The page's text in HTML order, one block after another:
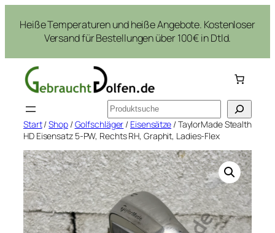
Inhalt
springen
Heiße Temperaturen und heiße Angebote. Kostenloser
Versand für Bestellungen über 100€ in Dtld.
Suchen
Start/Shop/Golfschläger / Eisensätze / TaylorMade Stealth
HD Eisensatz 5-PW, Rechts RH, Graphit, Ladies-Flex